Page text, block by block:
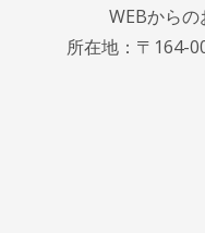
WEBから
所在地：〒164-